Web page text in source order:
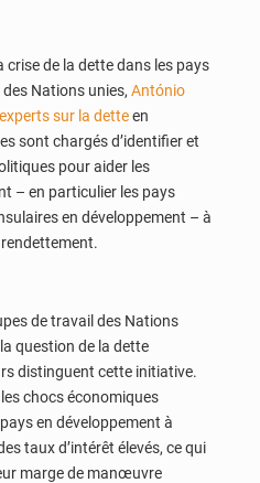
crise de la dette dans les pays
Nations unies, António
sur la detteen
sont chargés d’identifier et
pour aider les
– en particulier les pays
en développement – à
de travail des Nations
question de la dette
distinguent cette initiative.
chocs économiques
en développement à
taux d’intérêt élevés, ce qui
marge de manœuvre